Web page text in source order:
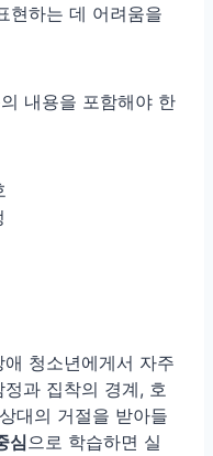
현하는 데 어려움을
내용을 포함해야 한
청소년에게서 자주
과 집착의 경계, 호
대의 거절을 받아들
심으로 학습하면 실